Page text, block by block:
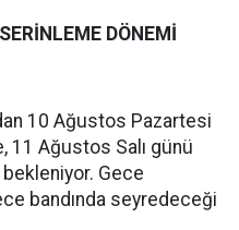
DÖNEMİ
10 Ağustos Pazartesi
11 Ağustos Salı günü
Gece
bandında seyredeceği